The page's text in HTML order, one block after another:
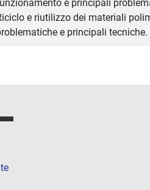
e principali
e riutilizzo dei materiali
e principali tecniche.